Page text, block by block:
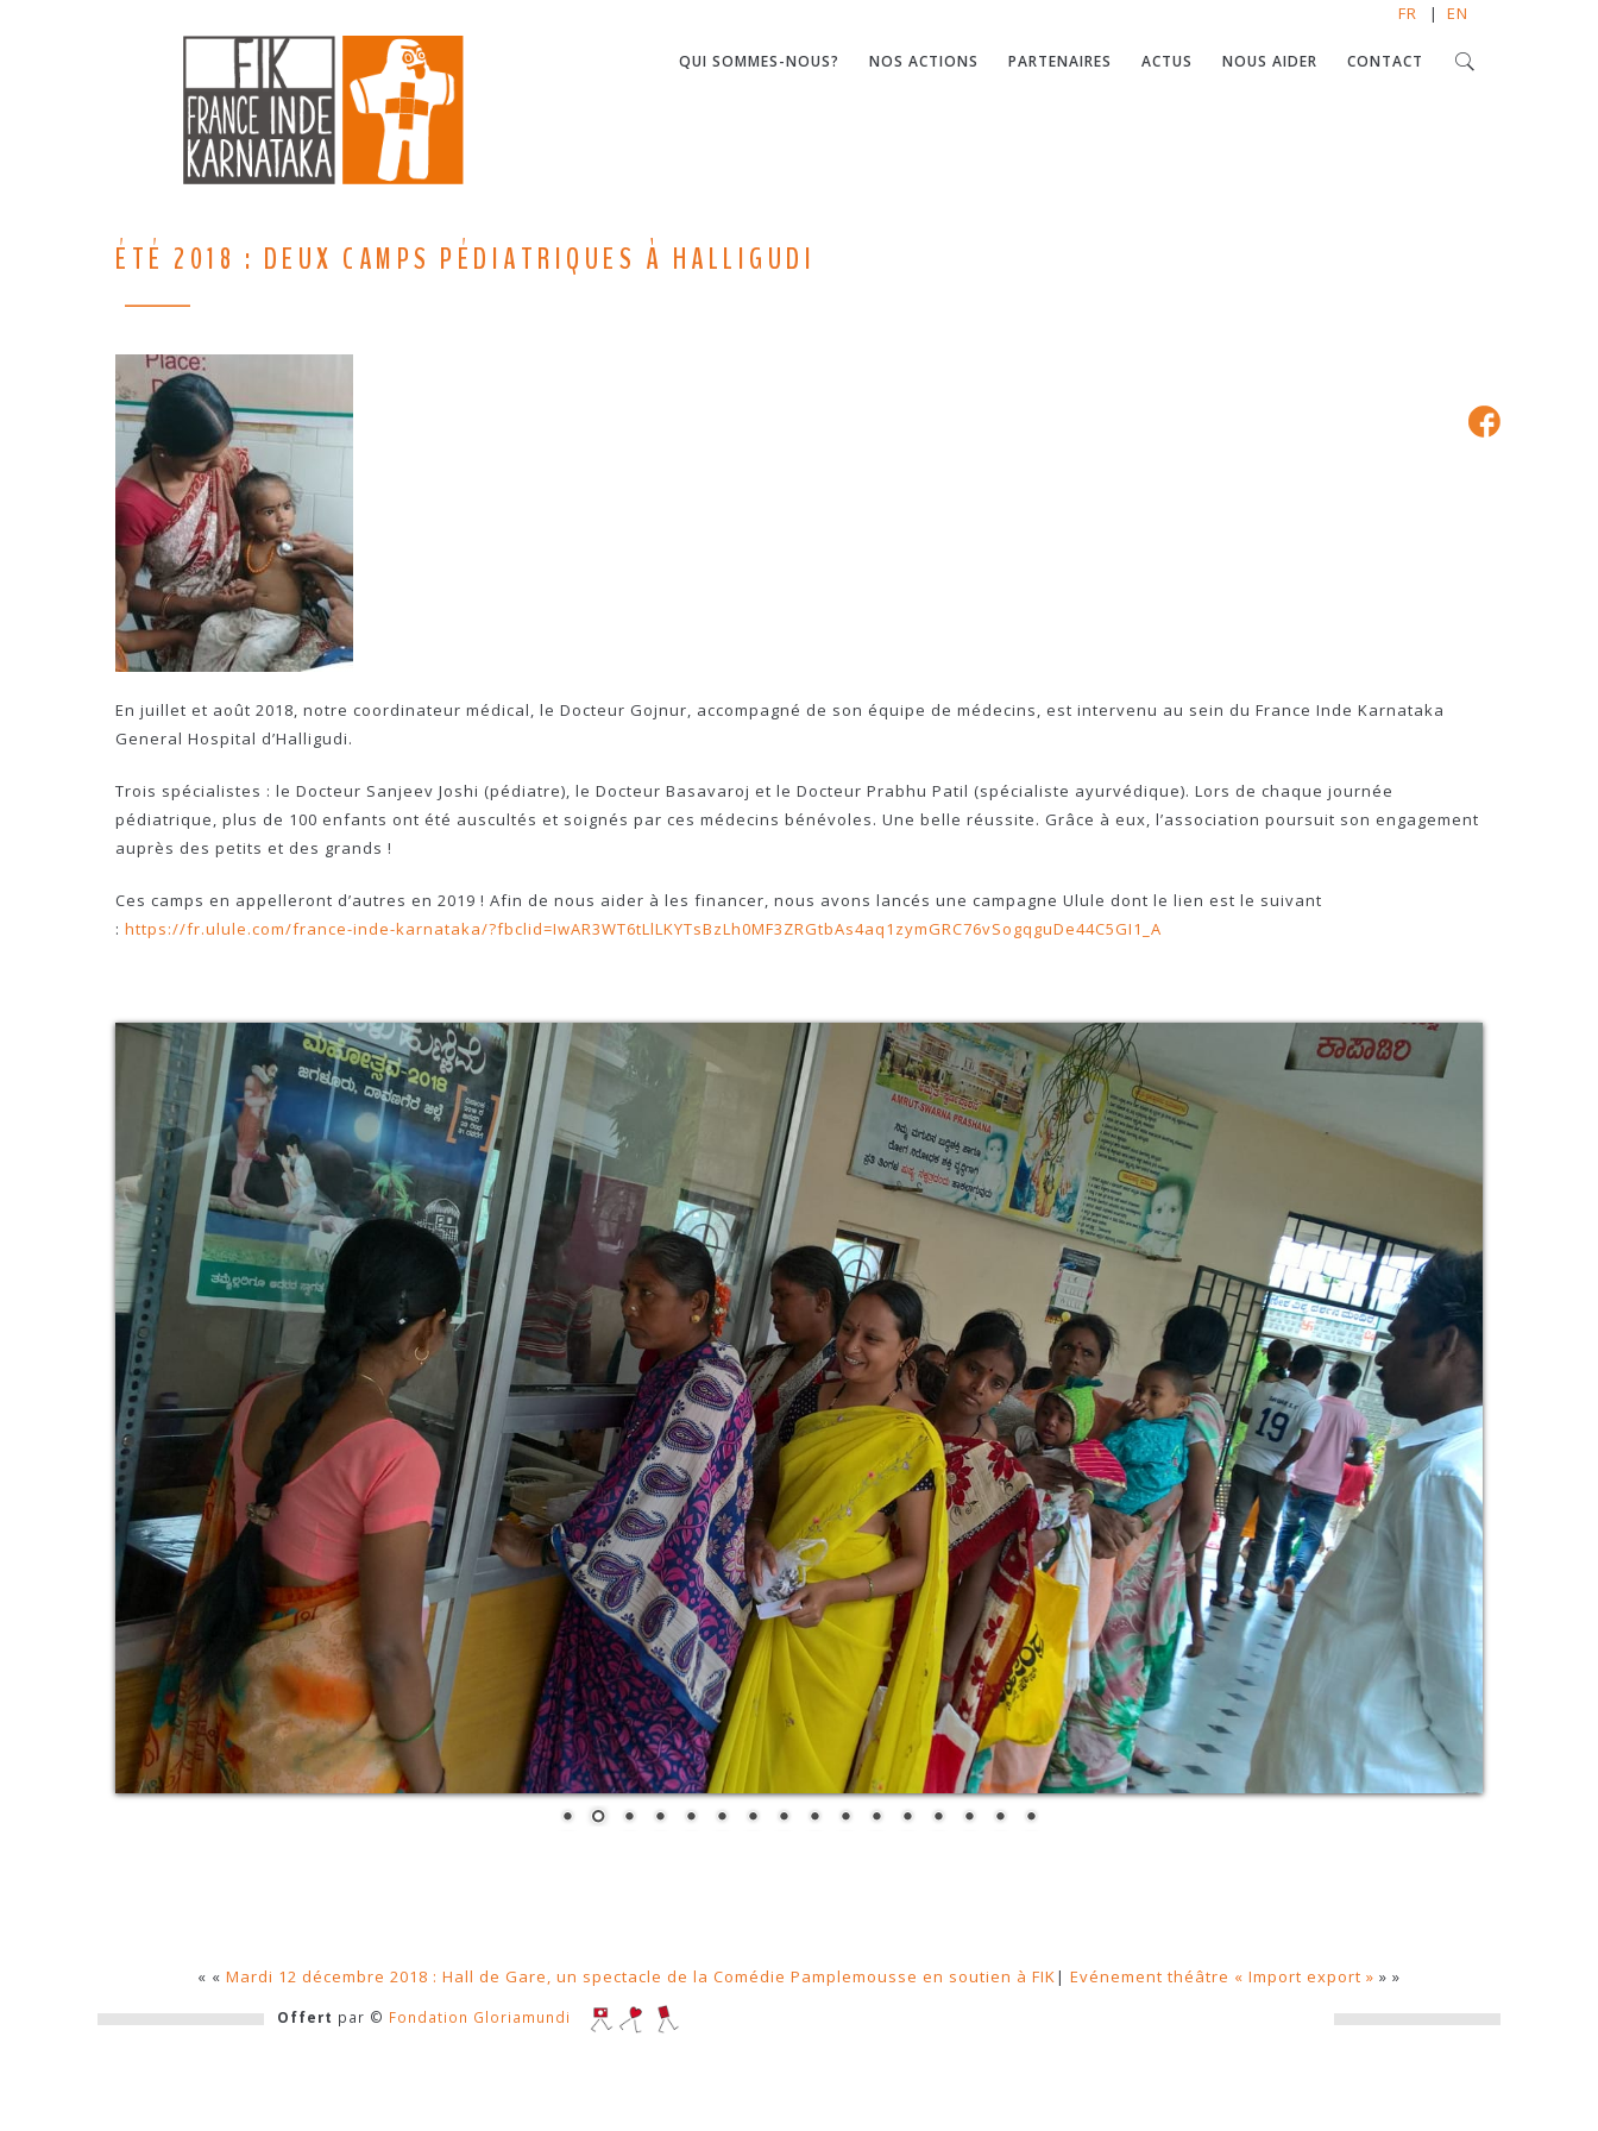
FR | EN
QUI SOMMES-NOUS? NOS ACTIONS PARTENAIRES ACTUS NOUS AIDER CONTACT
ÉTÉ 2018 : DEUX CAMPS PÉDIATRIQUES À HALLIGUDI
En juillet et août 2018, notre coordinateur médical, le Docteur Gojnur, accompagné de son équipe de médecins, est intervenu au sein du France Inde Karnataka
General Hospital d’Halligudi.
Trois spécialistes : le Docteur Sanjeev Joshi (pédiatre), le Docteur Basavaroj et le Docteur Prabhu Patil (spécialiste ayurvédique). Lors de chaque journée
pédiatrique, plus de 100 enfants ont été auscultés et soignés par ces médecins bénévoles. Une belle réussite. Grâce à eux, l’association poursuit son engagement
auprès des petits et des grands !
Ces camps en appelleront d’autres en 2019 ! Afin de nous aider à les financer, nous avons lancés une campagne Ulule dont le lien est le suivant
: https://fr.ulule.com/france-inde-karnataka/?fbclid=IwAR3WT6tLlLKYTsBzLh0MF3ZRGtbAs4aq1zymGRC76vSogqguDe44C5GI1_A
« « Mardi 12 décembre 2018 : Hall de Gare, un spectacle de la Comédie Pamplemousse en soutien à FIK| Evénement théâtre « Import export » » »
Offert par © Fondation Gloriamundi